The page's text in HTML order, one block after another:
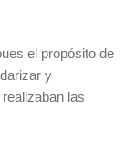
el propósito de
y
las